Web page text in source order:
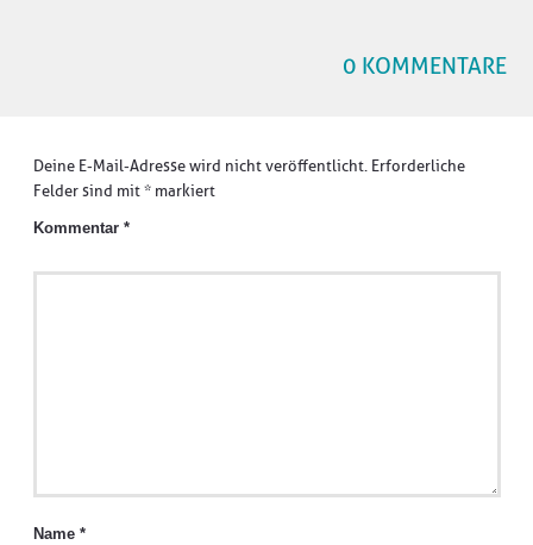
0 KOMMENTARE
Deine E-Mail-Adresse wird nicht veröffentlicht. Erforderliche
Felder sind mit *markiert
Kommentar *
Name *